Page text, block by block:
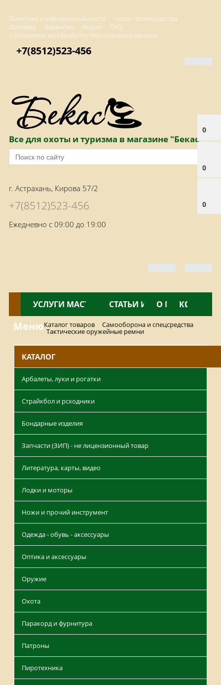
Политика конфиденциальности
Наши преимущества
Доставка
Вакансии Акции
FAQ
Соглашение на обработку персональных данных
0
0
0
+7(8512)523-456
Все для охоты и туризма в магазине "Бекас"
г. Астрахань, Кирова 57/2
+7(8512)523-456
Ежедневно с 09:00 до 19:00
КАТАЛОГ
УСЛУГИ МАСТЕРСКОЙНОВОСТИ
СТАТЬИ И ОБЗОРЫ
О МАГАЗИНЕ
МенюКаталог товаров Самооборона и спецсредства
Тактические оружейные ремни
КАТАЛОГ
Арбалеты, луки и рогатки
Страйкбол и рсходники
Бондарные изделия
Запчасти (ЗИП) - не лицензионный товар
Литература, карты, видео
Лодки и моторы
Ножи и прочий инструмент
Одежда - обувь - аксессуары
Оптика и аксессуары
Оружие
Охота
Паракорд и фурнитура
Патроны
Пиротехника